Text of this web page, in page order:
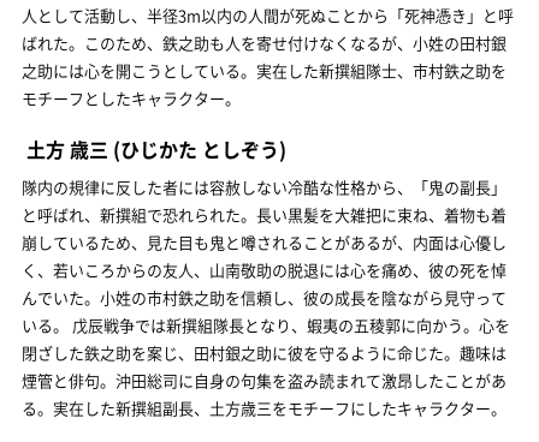
人として活動し、半径3m以内の人間が死ぬことから「死神憑き」と呼
ばれた。このため、鉄之助も人を寄せ付けなくなるが、小姓の田村銀
之助には心を開こうとしている。実在した新撰組隊士、市村鉄之助を
モチーフとしたキャラクター。
土方 歳三 (ひじかた としぞう)
隊内の規律に反した者には容赦しない冷酷な性格から、「鬼の副長」
と呼ばれ、新撰組で恐れられた。長い黒髪を大雑把に束ね、着物も着
崩しているため、見た目も鬼と噂されることがあるが、内面は心優し
く、若いころからの友人、山南敬助の脱退には心を痛め、彼の死を悼
んでいた。小姓の市村鉄之助を信頼し、彼の成長を陰ながら見守って
いる。 戊辰戦争では新撰組隊長となり、蝦夷の五稜郭に向かう。心を
閉ざした鉄之助を案じ、田村銀之助に彼を守るように命じた。趣味は
煙管と俳句。沖田総司に自身の句集を盗み読まれて激昂したことがあ
る。実在した新撰組副長、土方歳三をモチーフにしたキャラクター。